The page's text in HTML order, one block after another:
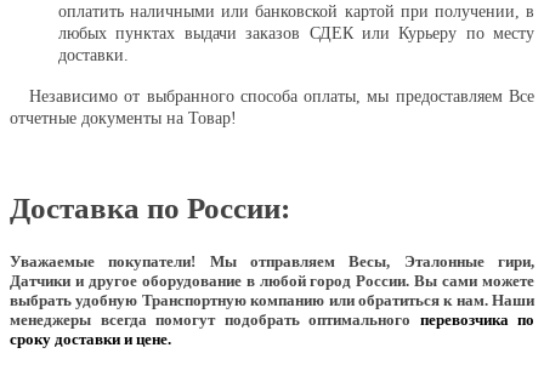
оплатить наличными или банковской картой при получении, в
любых пунктах выдачи заказов СДЕК или Курьеру по месту
доставки.
Независимо от выбранного способа оплаты, мы предоставляем Все
отчетные документы на Товар!
Доставка по России:
Уважаемые покупатели! Мы отправляем Весы, Эталонные гири,
Датчики и другое оборудование в любой город России. Вы сами можете
выбрать удобную Транспортную компанию или обратиться к нам. Наши
менеджеры всегда помогут подобрать оптимального перевозчика по
сроку доставки и цене.